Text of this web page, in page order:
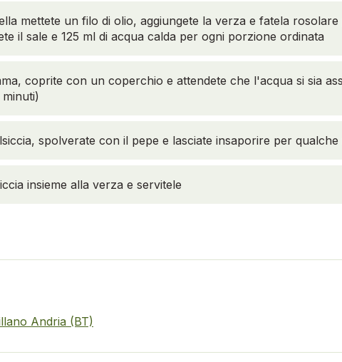
mettete un filo di olio, aggiungete la verza e fatela
il sale e 125 ml di acqua calda per ogni porzione ordinata
coprite con un coperchio e attendete che l'acqua si sia
spolverate con il pepe e lasciate insaporire per qualche
insieme alla verza e servitele
Andria (BT)